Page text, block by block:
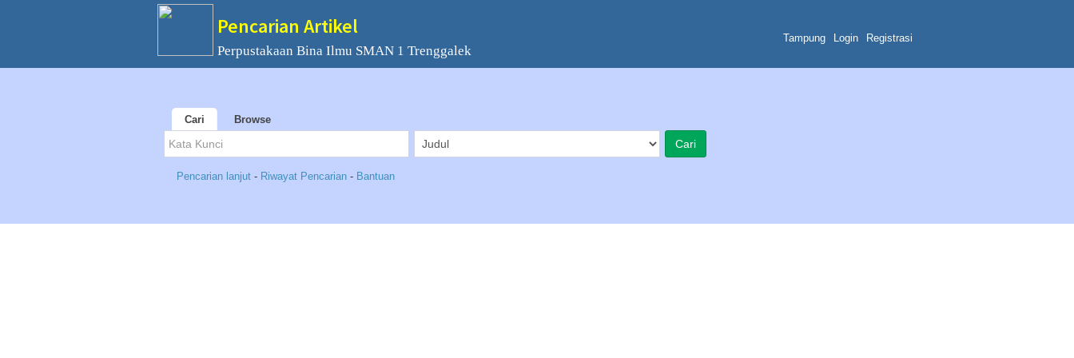
Pencarian Artikel
Perpustakaan Bina Ilmu SMAN 1 Trenggalek
Tampung Login Registrasi
Cari Browse
Pencarian lanjut - Riwayat Pencarian - Bantuan